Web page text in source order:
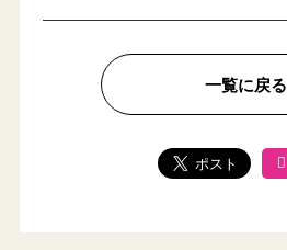
一覧に戻る